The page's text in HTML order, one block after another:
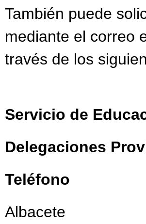
También puede
mediante el correo
través de los
Servicio de
Delegaciones
Teléfono
Albacete